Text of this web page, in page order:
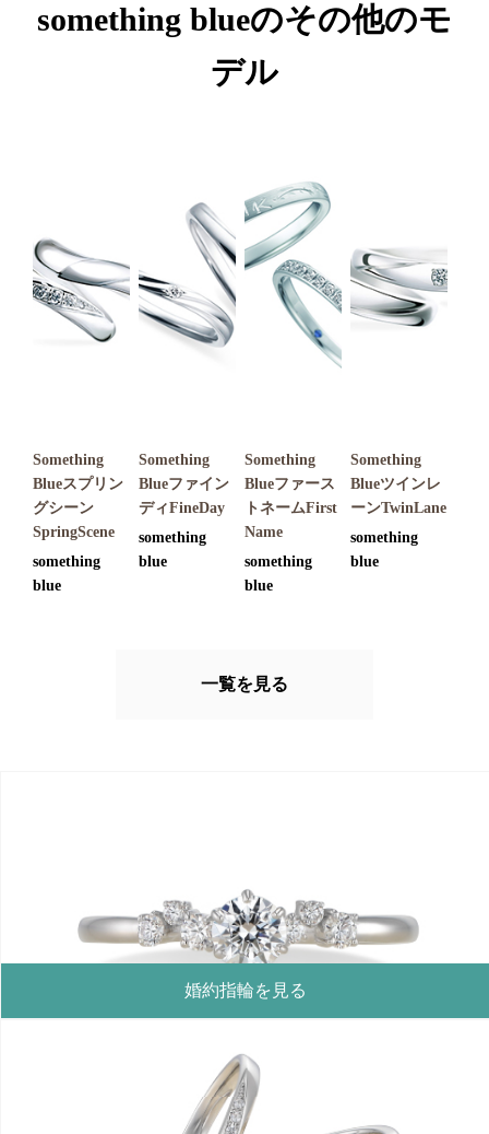
something blueのその他のモ
デル
Something
Blueスプリン
グシーン
SpringScene
something
blue
Something
Blueファイン
ディFineDay
something
blue
Something
Blueファース
トネームFirst
Name
something
blue
Something
Blueツインレ
ーンTwinLane
something
blue
一覧を見る
婚約指輪を見る